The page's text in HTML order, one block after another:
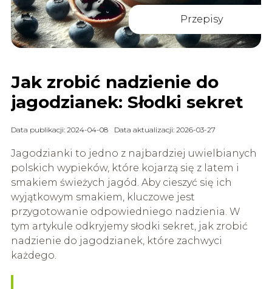
Przepisy
Jak zrobić nadzienie do
jagodzianek: Słodki sekret
Data publikacji: 2024-04-08 Data aktualizacji: 2026-03-27
Jagodzianki to jedno z najbardziej uwielbianych
polskich wypieków, które kojarzą się z latem i
smakiem świeżych jagód. Aby cieszyć się ich
wyjątkowym smakiem, kluczowe jest
przygotowanie odpowiedniego nadzienia. W
tym artykule odkryjemy słodki sekret, jak zrobić
nadzienie do jagodzianek, które zachwyci
każdego.